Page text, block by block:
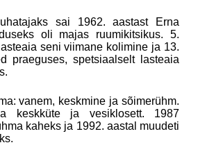
sai 1962. aastast Erna
oli majas ruumikitsikus. 5.
seni viimane kolimine ja 13.
praeguses, spetsiaalselt lasteaia
vanem, keskmine ja sõimerühm.
keskküte ja vesiklosett. 1987
kaheks ja 1992. aastal muudeti